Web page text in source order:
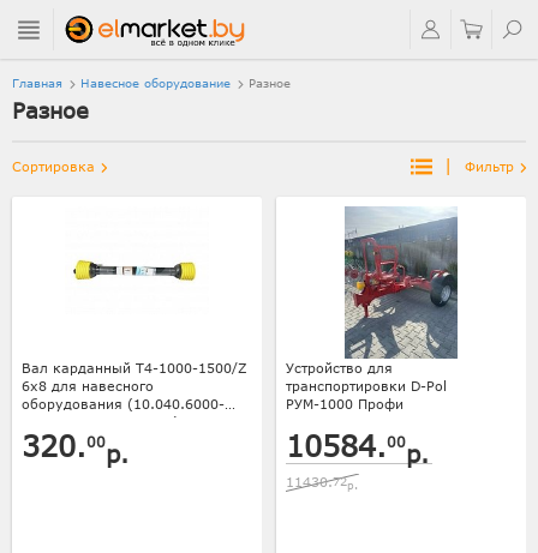
Главная Навесное оборудование Разное
Разное
Сортировка | Фильтр
Вал карданный T4-1000-1500/Z
6х8 для навесного
оборудования (10.040.6000-
22.05, крест. 27x74,6) L-PO
320.00р.
Устройство для
транспортировки D-Pol
РУМ-1000 Профи
10584.00р.
11430.72р.